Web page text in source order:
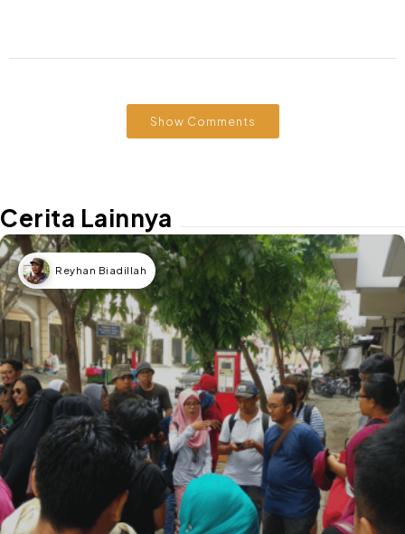
Show Comments
Cerita Lainnya
Reyhan Biadillah